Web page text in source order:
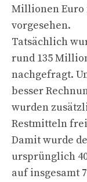
Millionen Euro
vorgesehen.
Tatsächlich
rund 135
nachgefragt.
besser
wurden
Restmitteln
Damit wurde
ursprünglich
auf insgesamt